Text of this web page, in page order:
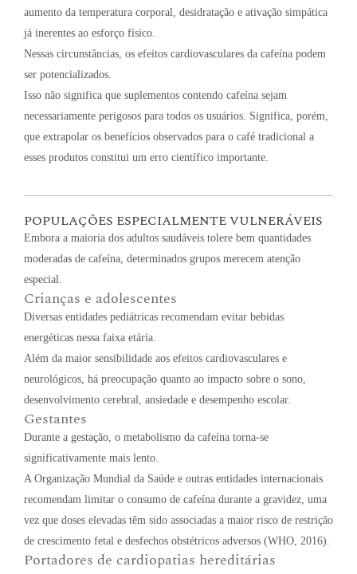
aumento da temperatura corporal, desidratação e ativação simpática
já inerentes ao esforço físico.
Nessas circunstâncias, os efeitos cardiovasculares da cafeína podem
ser potencializados.
Isso não significa que suplementos contendo cafeína sejam
necessariamente perigosos para todos os usuários. Significa, porém,
que extrapolar os benefícios observados para o café tradicional a
esses produtos constitui um erro científico importante.
POPULAÇÕES ESPECIALMENTE VULNERÁVEIS
Embora a maioria dos adultos saudáveis tolere bem quantidades
moderadas de cafeína, determinados grupos merecem atenção
especial.
Crianças e adolescentes
Diversas entidades pediátricas recomendam evitar bebidas
energéticas nessa faixa etária.
Além da maior sensibilidade aos efeitos cardiovasculares e
neurológicos, há preocupação quanto ao impacto sobre o sono,
desenvolvimento cerebral, ansiedade e desempenho escolar.
Gestantes
Durante a gestação, o metabolismo da cafeína torna-se
significativamente mais lento.
A Organização Mundial da Saúde e outras entidades internacionais
recomendam limitar o consumo de cafeína durante a gravidez, uma
vez que doses elevadas têm sido associadas a maior risco de restrição
de crescimento fetal e desfechos obstétricos adversos (WHO, 2016).
Portadores de cardiopatias hereditárias